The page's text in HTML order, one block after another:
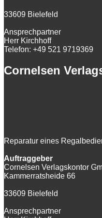
33609 Bielefeld
Ansprechpartner
Herr Kirchhoff
Telefon: +49 521 9719369
Cornelsen
Reparatur eines
Auftraggeber
Cornelsen Verlagskontor
Kammerratsheide 66
33609 Bielefeld
Ansprechpartner